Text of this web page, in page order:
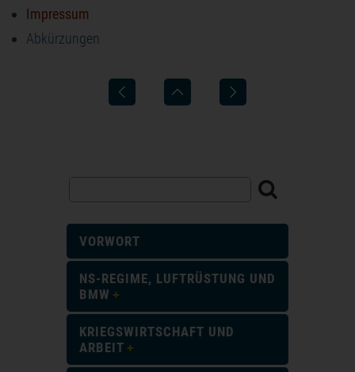
Impressum
Abkürzungen
VORWORT
NS-REGIME, LUFTRÜSTUNG UND
BMW
KRIEGSWIRTSCHAFT UND
ARBEIT